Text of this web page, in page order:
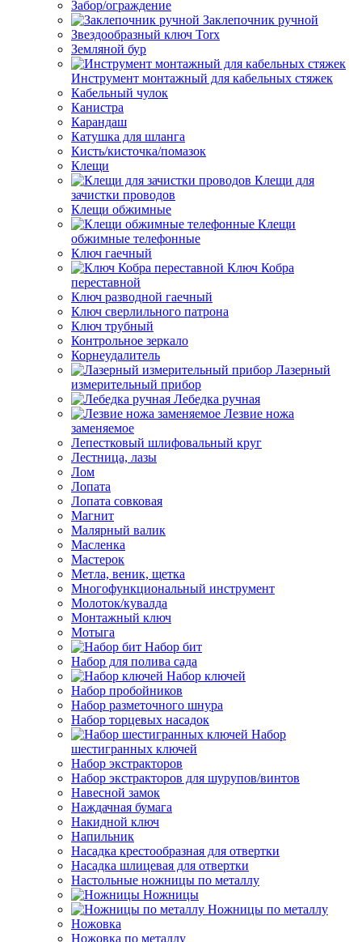
Забор/ограждение
Заклепочник ручной
Звездообразный ключ Torx
Земляной бур
Инструмент монтажный для кабельных стяжек
Кабельный чулок
Канистра
Карандаш
Катушка для шланга
Кисть/кисточка/помазок
Клещи
Клещи для
зачистки проводов
Клещи обжимные
Клещи
обжимные телефонные
Ключ гаечный
Ключ Кобра
переставной
Ключ разводной гаечный
Ключ сверлильного патрона
Ключ трубный
Контрольное зеркало
Корнеудалитель
Лазерный
измерительный прибор
Лебедка ручная
Лезвие ножа
заменяемое
Лепестковый шлифовальный круг
Лестница, лазы
Лом
Лопата
Лопата совковая
Магнит
Малярный валик
Масленка
Мастерок
Метла, веник, щетка
Многофункциональный инструмент
Молоток/кувалда
Монтажный ключ
Мотыга
Набор бит
Набор для полива сада
Набор ключей
Набор пробойников
Набор разметочного шнура
Набор торцевых насадок
Набор
шестигранных ключей
Набор экстракторов
Набор экстракторов для шурупов/винтов
Навесной замок
Наждачная бумага
Накидной ключ
Напильник
Насадка крестообразная для отвертки
Насадка шлицевая для отвертки
Настольные ножницы по металлу
Ножницы
Ножницы по металлу
Ножовка
Ножовка по металлу